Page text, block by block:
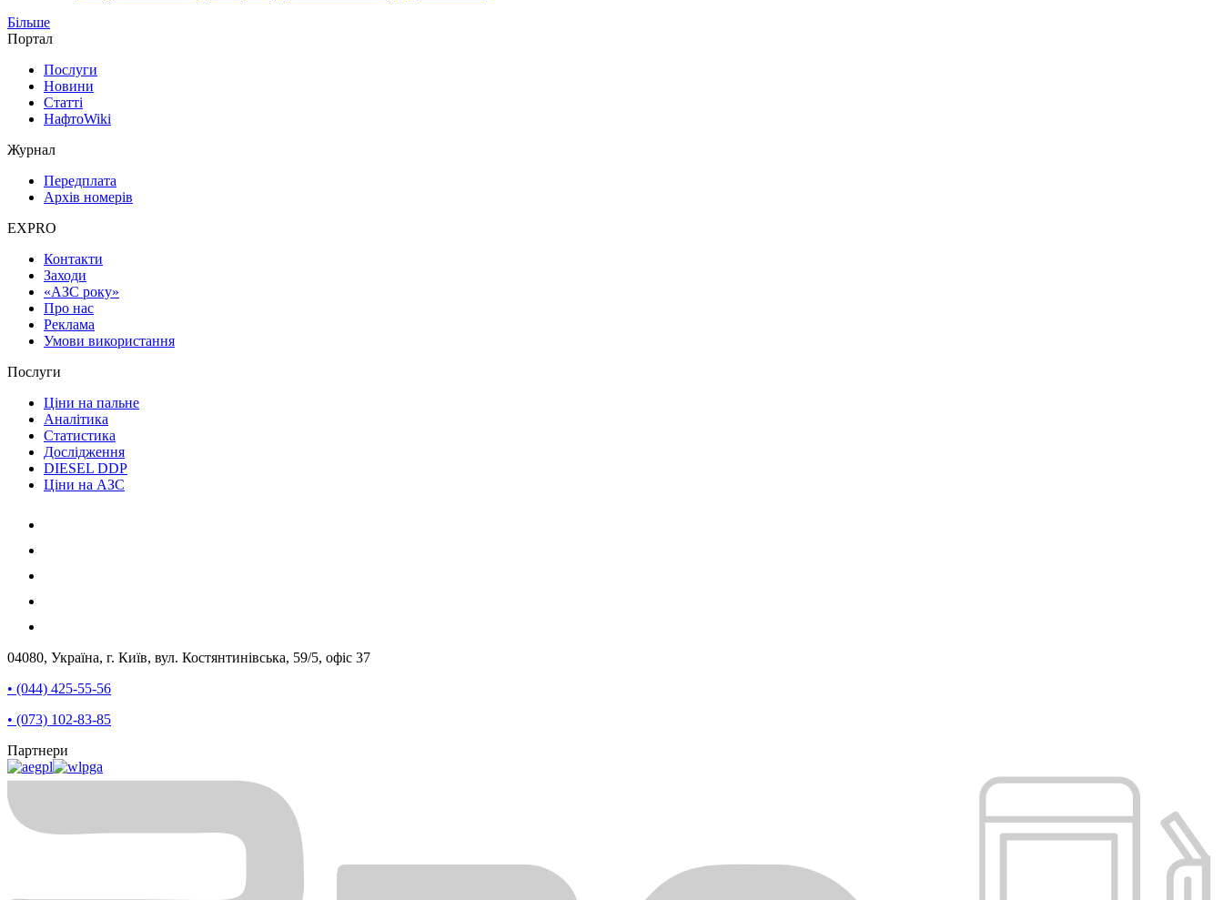
Більше
Портал
Послуги
Новини
Статті
НафтоWiki
Журнал
Передплата
Архів номерів
EXPRO
Контакти
Заходи
«АЗС року»
Про нас
Реклама
Умови використання
Послуги
Ціни на пальне
Аналітика
Статистика
Дослідження
DIESEL DDP
Ціни на АЗС
04080, Україна, г. Київ, вул. Костянтинівська, 59/5, офіс 37
• (044) 425-55-56
• (073) 102-83-85
Партнери